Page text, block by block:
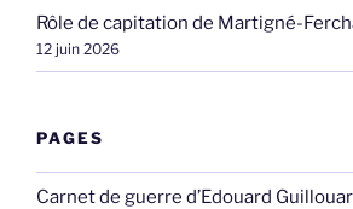
Rôle de capitation de Martigné-
12 juin 2026
PAGES
Carnet de guerre d’Edouard